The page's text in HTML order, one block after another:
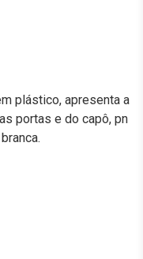
plástico, apresenta a
portas e do capô, pn